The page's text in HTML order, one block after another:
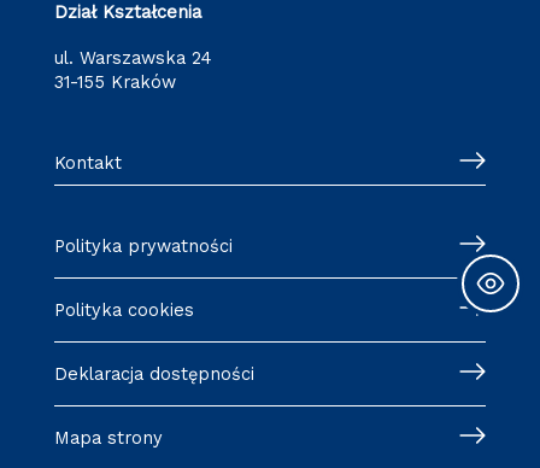
Dział Kształcenia
ul. Warszawska 24
31-155 Kraków
Kontakt
Polityka prywatności
Polityka cookies
Deklaracja dostępności
Mapa strony